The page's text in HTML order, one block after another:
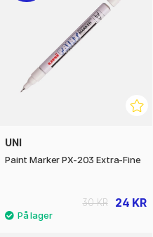
UNI
Paint Marker PX-203 Extra-Fine
24 KR
30 KR